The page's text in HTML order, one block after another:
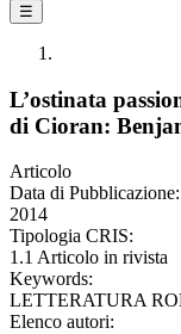
☰
L’ostinata
di Cioran:
Articolo
Data di Pubblicazione:
2014
Tipologia CRIS:
1.1 Articolo in rivista
Keywords:
LETTERATURA
Elenco autori: